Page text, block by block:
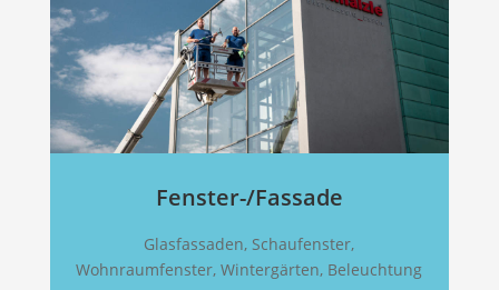
Fenster-/Fassade
Glasfassaden, Schaufenster,
Wohnraumfenster, Wintergärten, Beleuchtung